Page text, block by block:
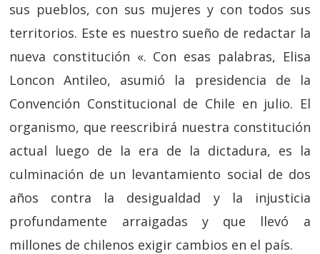
sus pueblos, con sus mujeres y con todos sus
territorios. Este es nuestro sueño de redactar la
nueva constitución «. Con esas palabras, Elisa
Loncon Antileo, asumió la presidencia de la
Convención Constitucional de Chile en julio. El
organismo, que reescribirá nuestra constitución
actual luego de la era de la dictadura, es la
culminación de un levantamiento social de dos
años contra la desigualdad y la injusticia
profundamente arraigadas y que llevó a
millones de chilenos exigir cambios en el país.